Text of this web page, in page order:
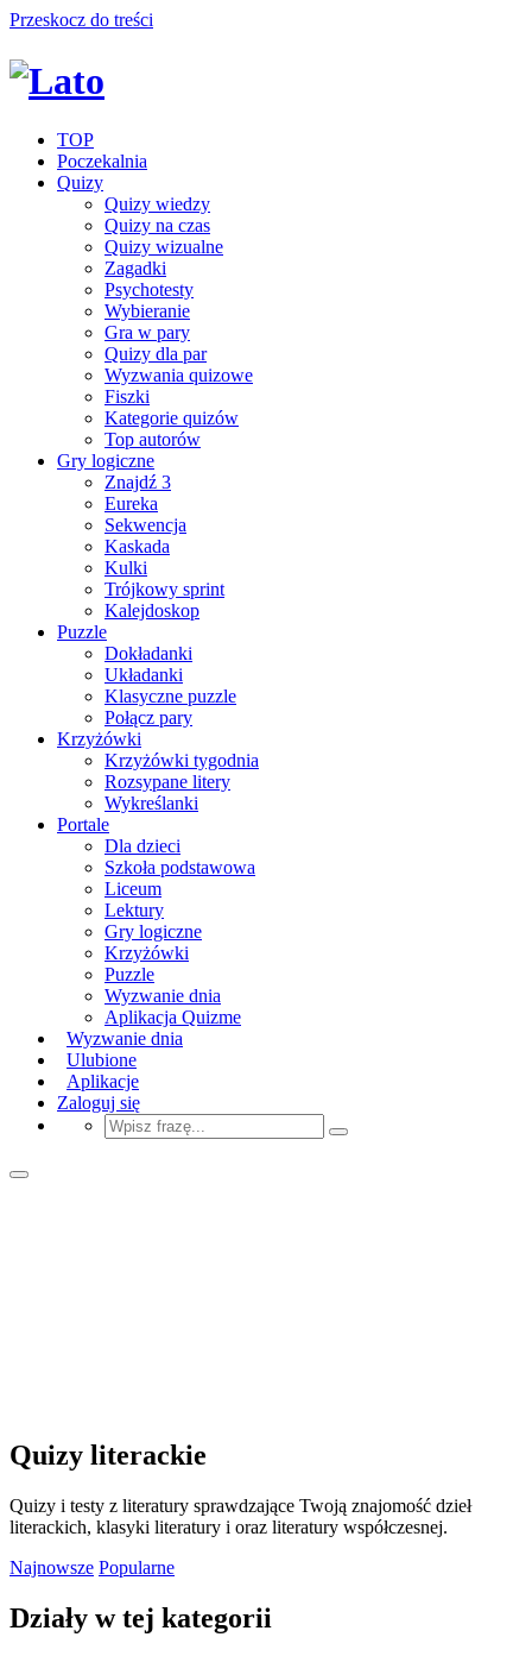
Przeskocz do treści
TOP
Poczekalnia
Quizy
Quizy wiedzy
Quizy na czas
Quizy wizualne
Zagadki
Psychotesty
Wybieranie
Gra w pary
Quizy dla par
Wyzwania quizowe
Fiszki
Kategorie quizów
Top autorów
Gry logiczne
Znajdź 3
Eureka
Sekwencja
Kaskada
Kulki
Trójkowy sprint
Kalejdoskop
Puzzle
Dokładanki
Układanki
Klasyczne puzzle
Połącz pary
Krzyżówki
Krzyżówki tygodnia
Rozsypane litery
Wykreślanki
Portale
Dla dzieci
Szkoła podstawowa
Liceum
Lektury
Gry logiczne
Krzyżówki
Puzzle
Wyzwanie dnia
Aplikacja Quizme
Wyzwanie dnia
Ulubione
Aplikacje
Zaloguj się
Quizy literackie
Quizy i testy z literatury sprawdzające Twoją znajomość dzieł
literackich, klasyki literatury i oraz literatury współczesnej.
Najnowsze Popularne
Działy w tej kategorii